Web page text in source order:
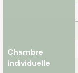
Chambre
individuelle